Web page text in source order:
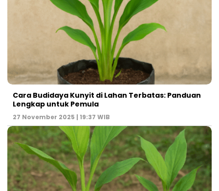
Cara Budidaya Kunyit di Lahan Terbatas: Panduan
Lengkap untuk Pemula
27 November 2025 | 19:37 WIB